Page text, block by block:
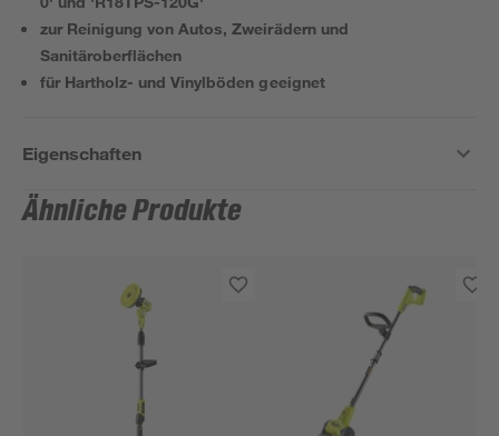
zur Reinigung von Autos, Zweirädern und
Sanitäroberflächen
für Hartholz- und Vinylböden geeignet
Eigenschaften
Ähnliche Produkte